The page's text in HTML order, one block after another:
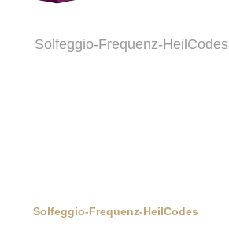
Solfeggio-Frequenz-HeilCodes
Solfeggio-Frequenz-HeilCodes